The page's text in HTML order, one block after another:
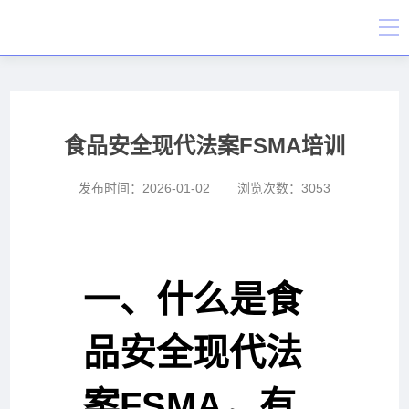
食品安全现代法案FSMA培训
发布时间： 2026-01-02 浏览次数： 3053
一、什么是食
品安全现代法